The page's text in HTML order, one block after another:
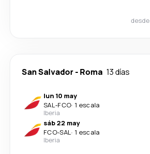
desde
San Salvador - Roma 13 días
lun 10 may
SAL-FCO· 1 escala
Iberia
sáb 22 may
FCO-SAL· 1 escala
Iberia